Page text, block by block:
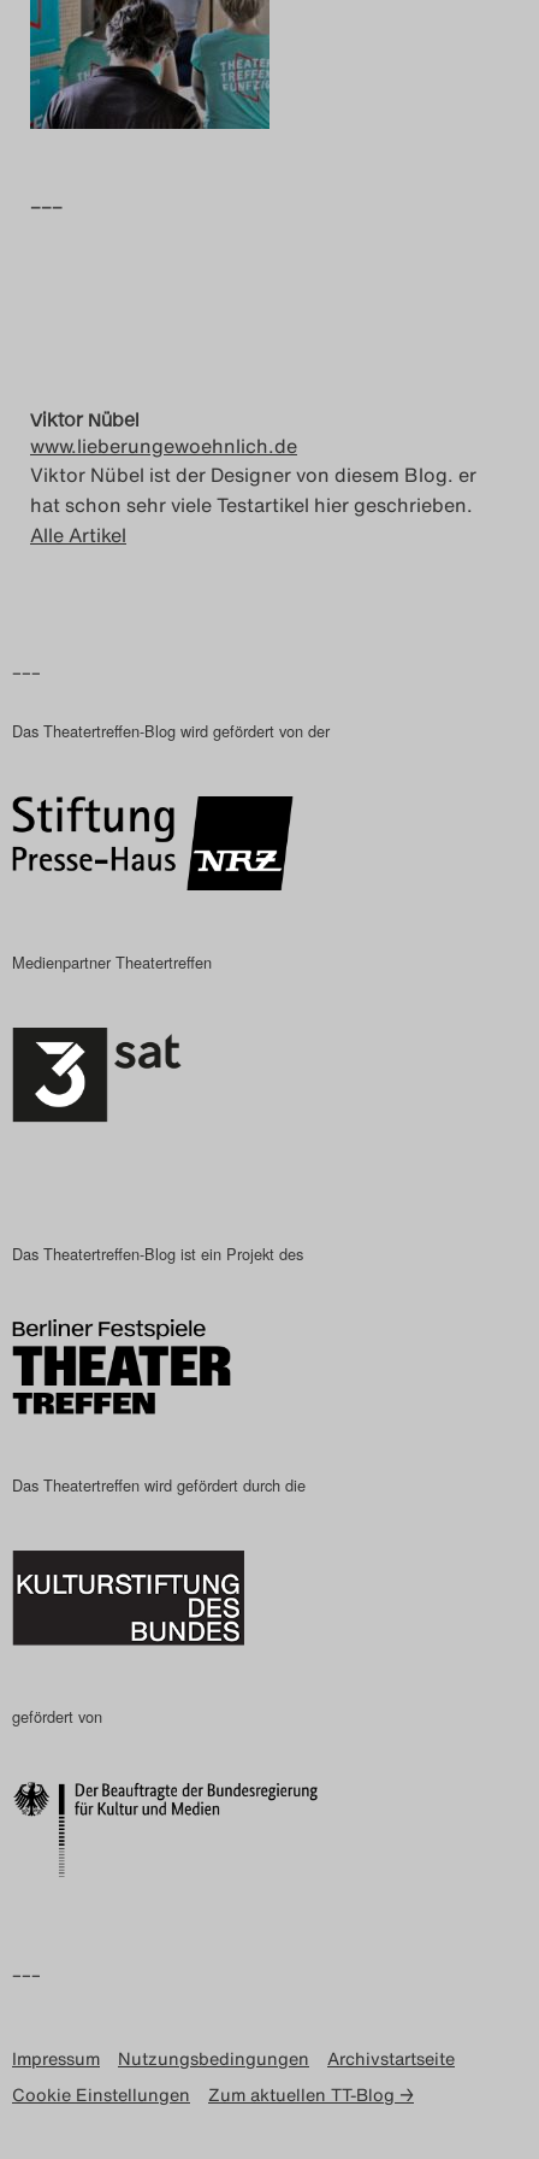
Das Theatertreffen-Blog
2014
Das Theatertreffen-Blog
2018
2019
Das Theatertreffen-Blog
2020
Das Theatertreffen-Blog
Das Theatertreffen-Blog
2024
Das Theatertreffen-Blog
2025
Archiv
Impressum
Nutzungsbedingungen
–––
Viktor Nübel
www.lieberungewoehnlich.de
Viktor Nübel ist der Designer von diesem Blog. er
hat schon sehr viele Testartikel hier geschrieben.
Alle Artikel
–––
Das Theatertreffen-Blog wird gefördert von der
Medienpartner Theatertreffen
Das Theatertreffen-Blog ist ein Projekt des
Das Theatertreffen wird gefördert durch die
gefördert von
–––
Impressum Nutzungsbedingungen
Archivstartseite
Cookie Einstellungen
Zum aktuellen TT-Blog →